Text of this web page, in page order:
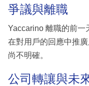
爭議與離職
Yaccarino 離職的前一
在對用戶的回應中推
尚不明確。
公司轉讓與未